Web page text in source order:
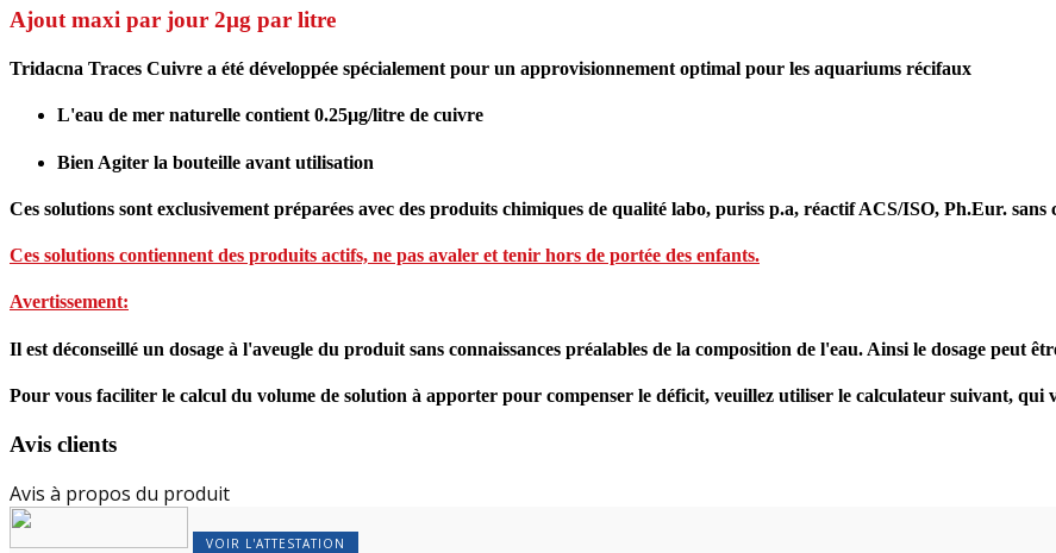
Ajout maxi par jour 2µg par litre
Tridacna Traces Cuivre a été développée spécialement pour un approvisionnement optimal pour les aquariums récifaux
L'eau de mer naturelle contient 0.25µg/litre de cuivre
Bien Agiter la bouteille avant utilisation
Ces solutions sont exclusivement préparées avec des produits chimiques de qualité labo, puriss p.a, réactif ACS/ISO, Ph.Eur.
Ces solutions contiennent des produits actifs, ne pas avaler et tenir hors de portée des enfants.
Avertissement:
Il est déconseillé un dosage à l'aveugle du produit sans connaissances préalables de la composition de l'eau. Ainsi le dosage peut
Pour vous faciliter le calcul du volume de solution à apporter pour compenser le déficit, veuillez utiliser le calculateur suivant, qui
Avis clients
Avis à propos du produit
VOIR L'ATTESTATION